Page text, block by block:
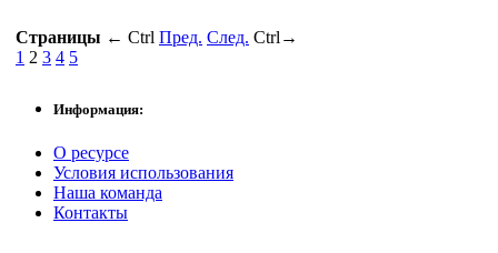
Страницы ← Ctrl Пред. След. Ctrl →
1 2 3 4 5
Информация:
О ресурсе
Условия использования
Наша команда
Контакты